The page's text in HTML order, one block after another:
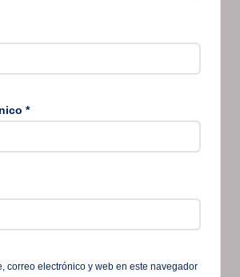
*
correo electrónico y web en este navegador